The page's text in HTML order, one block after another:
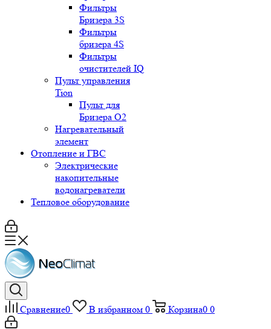
Фильтры
Бризера 3S
Фильтры
бризера 4S
Фильтры
очистителей IQ
Пульт управления
Tion
Пульт для
Бризера O2
Нагревательный
элемент
Отопление и ГВС
Электрические
накопительные
водонагреватели
Тепловое оборудование
Сравнение0 В избранном 0 Корзина0 0